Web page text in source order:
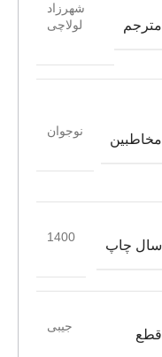
مترجم
شهرزاد
لولاچی
مخاطبین
نوجوان
سال چاپ
1400
قطع
جیبی